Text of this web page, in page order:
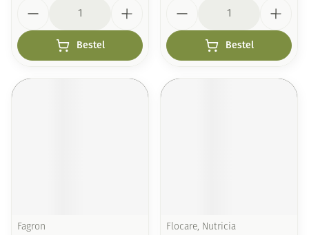
Bestel Bestel
Fagron Flocare, Nutricia